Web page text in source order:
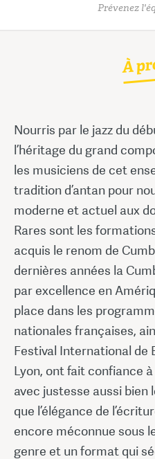
Prévenez
À
Nourris par le jazz du
l’héritage du grand
les musiciens de cet
tradition d’antan pour
moderne et actuel aux
Rares sont les
acquis le renom de
dernières années la
par excellence en
place dans les
nationales françaises,
Festival International de
Lyon, ont fait confiance
avec justesse aussi bien
que l’élégance de
encore méconnue sous
genre et un format qui